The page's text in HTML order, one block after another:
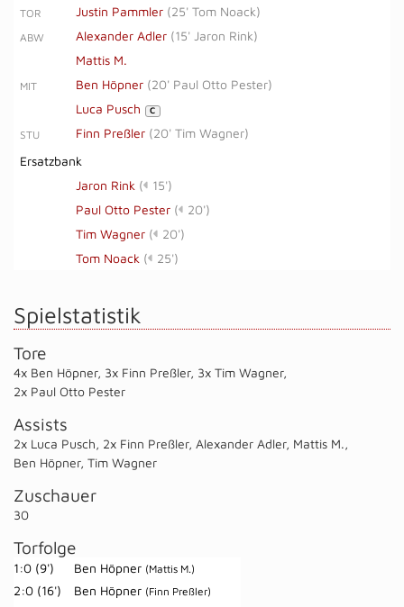
TOR Justin Pammler (25' Tom Noack)
ABW Alexander Adler (15' Jaron Rink)
Mattis M.
MIT Ben Höpner (20' Paul Otto Pester)
Luca Pusch
C
STU Finn Preßler (20' Tim Wagner)
Ersatzbank
Jaron Rink (
15')
Paul Otto Pester (
20')
Tim Wagner (
20')
Tom Noack ( 25')
Spielstatistik
Tore
4x Ben Höpner, 3x Finn Preßler, 3x Tim Wagner,
2x Paul Otto Pester
Assists
2x Luca Pusch, 2x Finn Preßler, Alexander Adler, Mattis M.,
Ben Höpner, Tim Wagner
Zuschauer
30
Torfolge
1:0 (9') Ben Höpner (Mattis M.)
2:0 (16') Ben Höpner (Finn Preßler)